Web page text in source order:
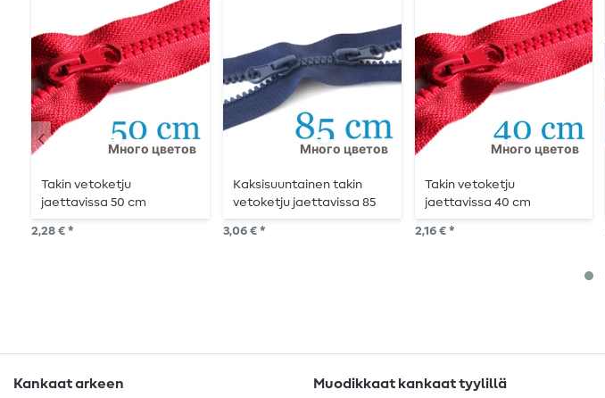
Много цветов
Takin vetoketju
jaettavissa 50 cm
2,28 € *
Много цветов
Kaksisuuntainen takin
vetoketju jaettavissa 85
cm
3,06 € *
Много цветов
Takin vetoketju
jaettavissa 40 cm
2,16 € *
Kankaat arkeen Muodikkaat kankaat tyylillä